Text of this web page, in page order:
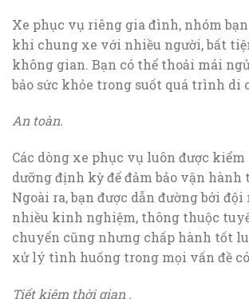
Xe phục vụ riêng gia đình, nhóm
khi chung xe với nhiều người, bất
không gian. Bạn có thể thoải mái
bảo sức khỏe trong suốt quá trình di
An toàn.
Các dòng xe phục vụ luôn được kiểm
dưỡng định kỳ để đảm bảo vận hành
Ngoài ra, bạn được dẫn đường bởi
nhiều kinh nghiệm, thông thuộc
chuyển cũng nhưng chấp hành tốt
xử lý tình huống trong mọi vấn đề
Tiết kiệm thời gian .